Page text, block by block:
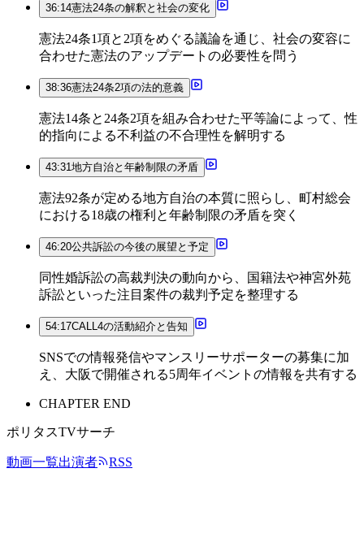
36:14憲法24条の解釈と社会の変化
憲法24条1項と2項をめぐる議論を通じ、社会の変容に
合わせた憲法のアップデートの必要性を問う
38:36憲法24条2項の法的意義
憲法14条と24条2項を組み合わせた平等論によって、性
的指向による不利益の不合理性を解明する
43:31地方自治と年齢制限の矛盾
憲法92条が定める地方自治の本質に照らし、町村総会
における18歳の権利と年齢制限の矛盾を突く
46:20公共訴訟の今後の展望と予定
同性婚訴訟の高裁判決の動向から、国籍法や神宮外苑
訴訟といった注目案件の裁判予定を整理する
54:17CALL4の活動紹介と告知
SNSでの情報発信やマンスリーサポーターの募集に加
え、大阪で開催される5周年イベントの情報を共有する
CHAPTER END
ポリタスTVサーチ
動画一覧出演者 RSS